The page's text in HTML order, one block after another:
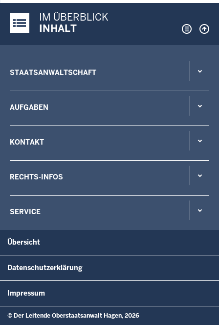
Justiz-Portal im Überblick:
IM ÜBERBLICK
INHALT
STAATSANWALTSCHAFT
AUFGABEN
KONTAKT
RECHTS-INFOS
SERVICE
Übersicht
Datenschutzerklärung
Impressum
© Der Leitende Oberstaatsanwalt Hagen, 2026